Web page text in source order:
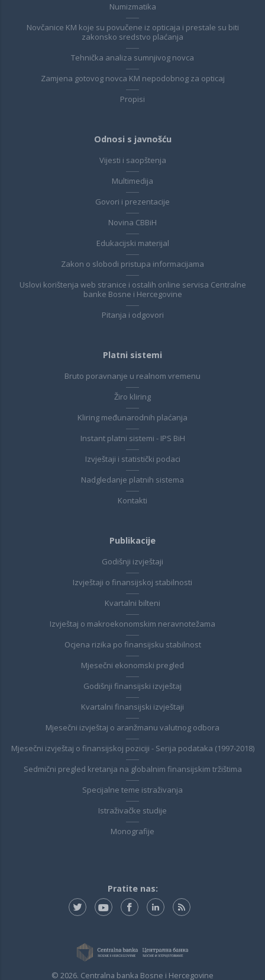
Numizmatika
Novčanice KM koje su povučene iz opticaja i prestale su biti
zakonsko sredstvo plaćanja
Tehnička analiza sumnjivog novca
Zamjena gotovog novca KM nepodobnog za opticaj
Propisi
Odnosi s javnošću
Vijesti i saopštenja
Multimedija
Govori i prezentacije
Novina CBBiH
Edukacijski materijal
Zakon o slobodi pristupa informacijama
Uslovi korištenja web stranice i ostalih online servisa Centralne
banke Bosne i Hercegovine
Pitanja i odgovori
Platni sistemi
Bruto poravnanje u realnom vremenu
Žiro kliring
Kliring međunarodnih plaćanja
Instant platni sistemi - IPS BiH
Izvještaji i statistički podaci
Nadgledanje platnih sistema
Kontakti
Publikacije
Godišnji izvještaji
Izvještaji o finansijskoj stabilnosti
Kvartalni bilteni
Izvještaj o makroekonomskim neravnotežama
Ocjena rizika po finansijsku stabilnost
Mjesečni ekonomski pregled
Godišnji finansijski izvještaj
Kvartalni finansijski izvještaji
Mjesečni izvještaj o aranžmanu valutnog odbora
Mjesečni izvještaj o finansijskoj poziciji - Serija podataka (1997-2018)
Sedmični pregled kretanja na globalnim finansijskim tržištima
Specijalne teme istraživanja
Istraživačke studije
Monografije
Pratite nas:
© 2026. Centralna banka Bosne i Hercegovine